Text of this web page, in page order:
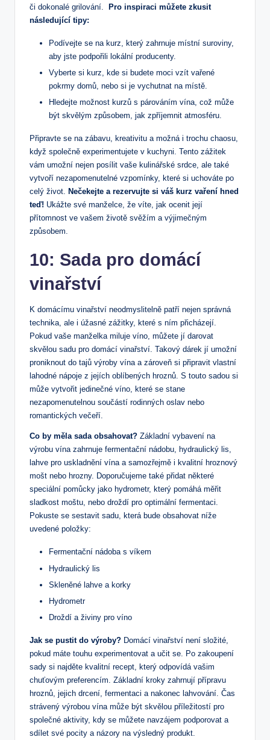
⁣či dokonalé grilování. ⁣
Pro inspiraci můžete zkusit
následující tipy:
Podívejte se na kurz, který ‍zahrnuje místní suroviny,
aby⁤ jste podpořili lokální producenty.
Vyberte si ⁤kurz, ⁣kde si budete moci vzít vařené
pokrmy domů, nebo ⁢si je vychutnat na⁢ místě.
Hledejte možnost kurzů ‍s párováním vína, což‍ může
být ⁣skvělým způsobem, jak ​zpříjemnit atmosféru.
Připravte se na ⁤zábavu, kreativitu a možná i trochu⁣ chaosu,
když ​společně experimentujete v kuchyni. Tento zážitek
vám umožní nejen posílit vaše kulinářské srdce, ale⁢ také
vytvoří nezapomenutelné vzpomínky, které si uchováte po
‌celý život. Nečekejte a rezervujte si váš‍ kurz vaření​ hned
teď! Ukážte své ⁢manželce, že víte,⁣ jak ocenit ​její
přítomnost ve vašem životě svěžím a výjimečným
způsobem.
10: Sada pro domácí
vinařství
K domácímu ​vinařství‍ neodmyslitelně patří nejen správná
‍technika, ale​ i úžasné zážitky, které s ním přicházejí.
Pokud ⁤vaše ⁣manželka miluje víno, můžete jí darovat⁣
skvělou sadu pro‌ domácí vinařství. ⁣Takový dárek jí⁣ umožní
proniknout do tajů výroby⁣ vína a zároveň si připravit ⁣vlastní
lahodné nápoje z⁣ jejích oblíbených hroznů. S‍ touto sadou ​si
může vytvořit ​jedinečné víno, které se stane
nezapomenutelnou součástí rodinných oslav nebo
romantických večeří.
Co by měla​ sada obsahovat? Základní vybavení‍ na
výrobu⁢ vína​ zahrnuje fermentační nádobu, hydraulický lis,
lahve pro uskladnění vína a samozřejmě i kvalitní hroznový
‌mošt nebo hrozny. ⁤Doporučujeme také přidat některé⁢
speciální pomůcky jako hydrometr, ‌který pomáhá​ měřit
⁢sladkost moštu, nebo droždí pro optimální fermentaci.
Pokuste se sestavit sadu, která bude obsahovat níže
uvedené položky:
Fermentační nádoba s víkem
Hydraulický lis
Skleněné lahve a korky
Hydrometr
Droždí a živiny pro⁢ víno
Jak se pustit do výroby? Domácí⁢ vinařství není‌ složité,
pokud ⁣máte touhu experimentovat a učit se. Po ⁤zakoupení
sady si najděte kvalitní ​recept, který ⁣odpovídá vašim
chuťovým preferencím. Základní kroky⁢ zahrnují přípravu
hroznů, jejich ⁢drcení, fermentaci a nakonec lahvování. Čas
strávený výrobou vína může být skvělou příležitostí pro
společné aktivity, kdy⁤ se můžete navzájem podporovat a
sdílet ⁢své ​pocity ⁤a názory na výsledný produkt.